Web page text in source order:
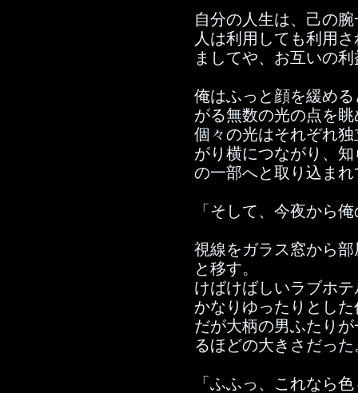
自分の人生は、己の
人は利用しても利用
ましてや、お互いの
俺はふっと顔を緩め
がる無数の光の点を
個々の光はそれぞれ
がり横につながり、
の一部へと取り込ま
「そして、今夜から
視線をガラス窓から
と移す。
けばけばしいラブホ
かなりゆったりとし
だが大柄の男ふたり
るほどの大きさだった
「ふふっ、これなら